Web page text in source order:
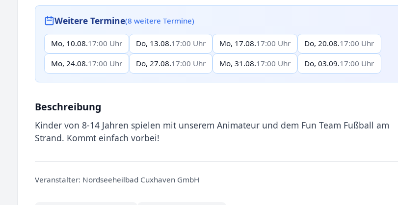
Weitere Termine(8 weitere Termine)
Mo, 10.08.17:00 Uhr Do, 13.08.17:00 Uhr Mo, 17.08.17:00 Uhr Do, 20.08.17:00 Uhr
Mo, 24.08.17:00 Uhr Do, 27.08.17:00 Uhr Mo, 31.08.17:00 Uhr Do, 03.09.17:00 Uhr
Beschreibung
Kinder von 8-14 Jahren spielen mit unserem Animateur und dem Fun Team Fußball am
Strand. Kommt einfach vorbei!
Veranstalter: Nordseeheilbad Cuxhaven GmbH